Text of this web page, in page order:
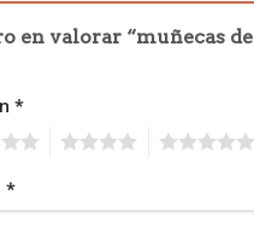
en valorar “muñecas de
*
*